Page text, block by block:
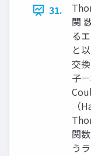
31.
関
る
と
交
子
（
関
う